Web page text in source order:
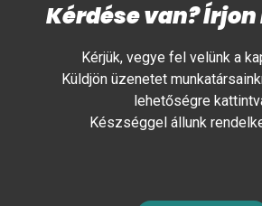
Kérdése van?
Kérjük, vegye fel velünk a
Küldjön üzenetet
lehetőségre
Készséggel állunk